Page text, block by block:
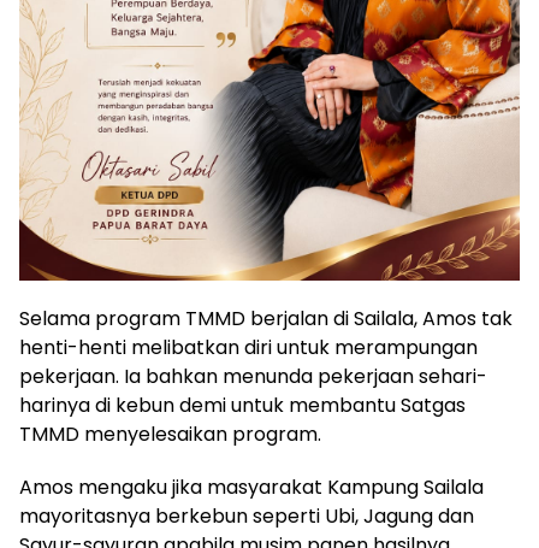
Selama program TMMD berjalan di Sailala, Amos tak
henti-henti melibatkan diri untuk merampungan
pekerjaan. Ia bahkan menunda pekerjaan sehari-
harinya di kebun demi untuk membantu Satgas
TMMD menyelesaikan program.
Amos mengaku jika masyarakat Kampung Sailala
mayoritasnya berkebun seperti Ubi, Jagung dan